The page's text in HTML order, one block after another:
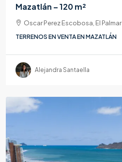
Mazatlán – 120 m²
Oscar Perez Escobosa, El Palmar
TERRENOS EN VENTA EN MAZATLÁN
Alejandra Santaella